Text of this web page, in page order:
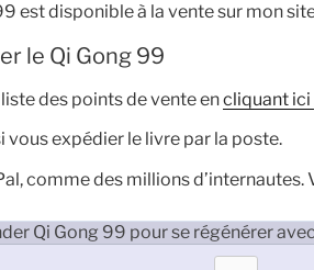
est disponible à la vente sur mon
le Qi Gong 99
des points de vente encliquant ici
vous expédier le livre par la poste.
comme des millions
Qi Gong 99 pour se régénérer